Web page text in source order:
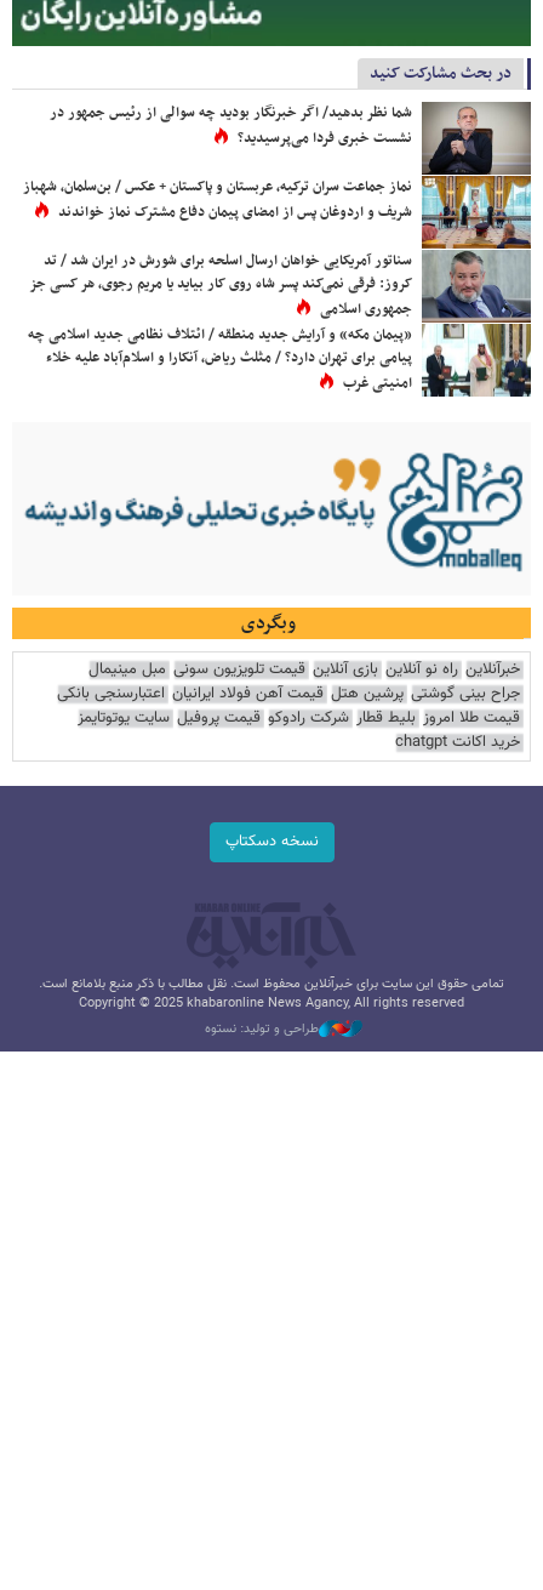
در بحث مشارکت کنید
شما نظر بدهید/ اگر خبرنگار بودید چه سوالی از رئیس جمهور در
نشست خبری فردا می‌پرسیدید؟
نماز جماعت سران ترکیه، عربستان و پاکستان + عکس / بن‌سلمان، شهباز
شریف و اردوغان پس از امضای پیمان دفاع مشترک نماز خواندند
سناتور آمریکایی خواهان ارسال اسلحه برای شورش در ایران شد / تد
کروز: فرقی نمی‌کند پسر شاه روی کار بیاید یا مریم رجوی، هر کسی جز
جمهوری اسلامی
«پیمان مکه» و آرایش جدید منطقه / ائتلاف نظامی جدید اسلامی چه
پیامی برای تهران دارد؟ / مثلث ریاض، آنکارا و اسلام‌آباد علیه خلاء
امنیتی غرب
وبگردی
خبرآنلاین راه نو آنلاین بازی آنلاین قیمت تلویزیون سونی مبل مینیمال
جراح بینی گوشتی پرشین هتل قیمت آهن فولاد ایرانیان اعتبارسنجی بانکی
قیمت طلا امروز بلیط قطار شرکت رادوکو قیمت پروفیل سایت یوتوتایمز
خرید اکانت chatgpt
نسخه دسکتاپ
تمامی حقوق این سایت برای خبرآنلاین محفوظ است. نقل مطالب با ذکر منبع بلامانع است.
Copyright © 2025 khabaronline News Agancy, All rights reserved
طراحی و تولید: نستوه